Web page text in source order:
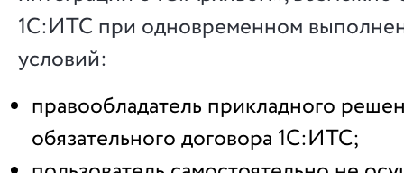
1С:ИТС при одновременном
условий:
правообладатель прикладного
обязательного договора 1С:ИТС;